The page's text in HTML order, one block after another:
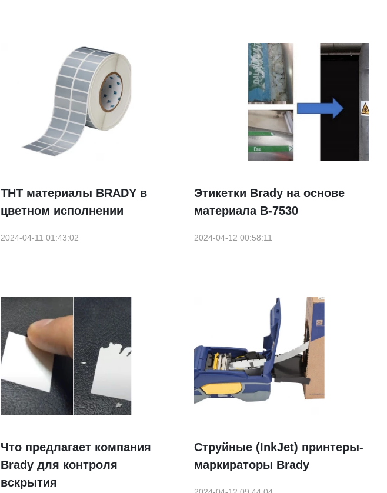
THT материалы BRADY в
цветном исполнении
2024-04-11 01:43:02
Этикетки Brady на основе
материала B-7530
2024-04-12 00:58:11
Что предлагает компания
Brady для контроля
вскрытия
Струйные (InkJet) принтеры-
маркираторы Brady